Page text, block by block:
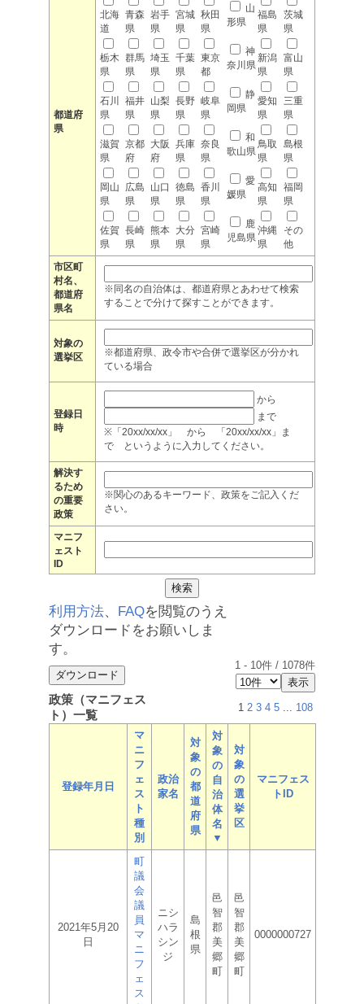
都道府
県
北海
道
青森
県
岩手
県
宮城
県
秋田
県
山
形県
福島
県
茨城
県
栃木
県
群馬
県
埼玉
県
千葉
県
東京
都
神
奈川県
新潟
県
富山
県
石川
県
福井
県
山梨
県
長野
県
岐阜
県
静
岡県
愛知
県
三重
県
滋賀
県
京都
府
大阪
府
兵庫
県
奈良
県
和
歌山県
鳥取
県
島根
県
岡山
県
広島
県
山口
県
徳島
県
香川
県
愛
媛県
高知
県
福岡
県
佐賀
県
長崎
県
熊本
県
大分
県
宮崎
県
鹿
児島県
沖縄
県
その
他
市区町
村名、
都道府
県名
※同名の自治体は、都道府県とあわせて検索
することで分けて探すことができます。
対象の
選挙区
※都道府県、政令市や合併で選挙区が分かれ
ている場合
登録日
時
から
まで
※「20xx/xx/xx」 から 「20xx/xx/xx」ま
で というように入力してください。
解決す
るため
の重要
政策
※関心のあるキーワード、政策をご記入くだ
さい。
マニフ
ェスト
ID
利用方法、 FAQを閲覧のうえ
ダウンロードをお願いしま
す。
1 - 10件 / 1078件
政策（マニフェス
ト）一覧
1 2 3 4 5 ... 108
登録年月日
マ
ニ
フ
ェ
ス
ト
種
別
政治
家名
対
象
の
都
道
府
県
対
象
の
自
治
体
名
▼
対
象
の
選
挙
区
マニフェス
トID
2021年5月20
日
町
議
会
議
員
マ
ニ
フ
ェ
ス
ニシ
ハラ
シン
ジ
島
根
県
邑
智
郡
美
郷
町
邑
智
郡
美
郷
町
0000000727